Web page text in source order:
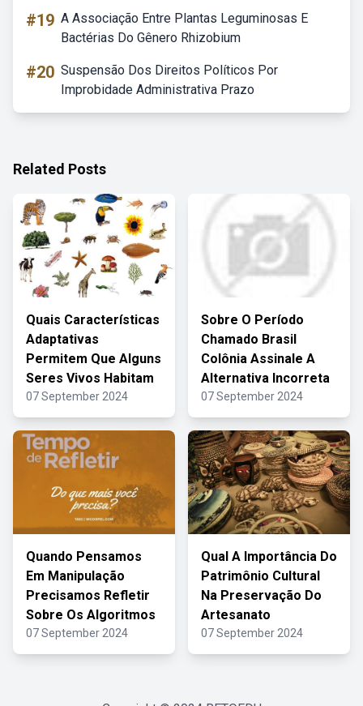
#19 A Associação Entre Plantas Leguminosas E
Bactérias Do Gênero Rhizobium
#20 Suspensão Dos Direitos Políticos Por
Improbidade Administrativa Prazo
Related Posts
Quais Características
Adaptativas
Permitem Que Alguns
Seres Vivos Habitam
07 September 2024
Sobre O Período
Chamado Brasil
Colônia Assinale A
Alternativa Incorreta
07 September 2024
Quando Pensamos
Em Manipulação
Precisamos Refletir
Sobre Os Algoritmos
07 September 2024
Qual A Importância Do
Patrimônio Cultural
Na Preservação Do
Artesanato
07 September 2024